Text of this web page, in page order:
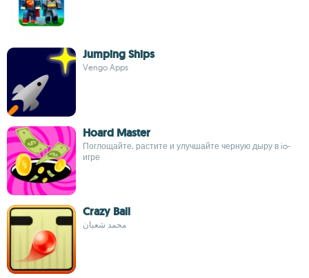
Jumping Ships
Vengo Apps
Hoard Master
Поглощайте, растите и улучшайте черную дыру в io-
игре
Crazy Ball
محمد شعبان